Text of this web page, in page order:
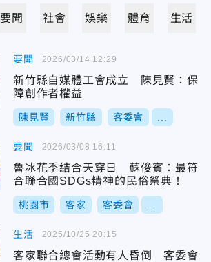
要聞 社會 娛樂 體育 生活
要聞
新竹縣自媒體工會成立 陳見賢：保
障創作者權益
陳見賢 新竹縣 客委會
2026/03/14 12:29
要聞
魯冰花季結合天穿日 蘇俊賓：最符
合聯合國SDGs精神的民俗祭典！
桃園市 客家 客委會
2026/03/08 16:11
生活
客家聯合總會活動有人昏倒 客委會
2025/10/25 20:15